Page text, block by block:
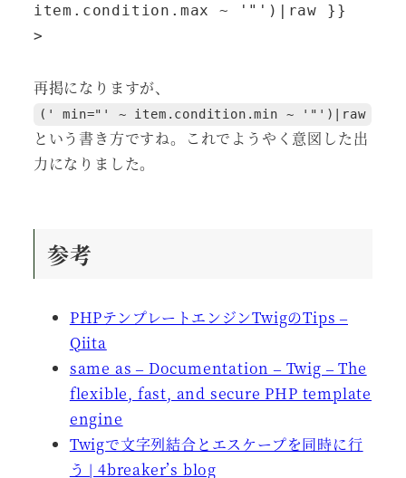
item.condition.max ~ '"')|raw }}
>
再掲になりますが、
(' min="' ~ item.condition.min ~ '"')|raw
という書き方ですね。これでようやく意図した出
力になりました。
参考
PHPテンプレートエンジンTwigのTips –
Qiita
same as – Documentation – Twig – The
flexible, fast, and secure PHP template
engine
Twigで文字列結合とエスケープを同時に行
う | 4breaker’s blog